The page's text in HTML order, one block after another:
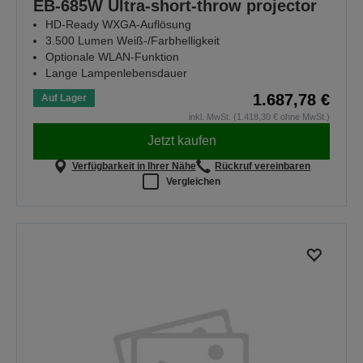
EB-685W Ultra-short-throw projector
HD-Ready WXGA-Auflösung
3.500 Lumen Weiß-/Farbhelligkeit
Optionale WLAN-Funktion
Lange Lampenlebensdauer
Auf Lager 1.687,78 €
inkl. MwSt. (1.418,30 € ohne MwSt.)
Jetzt kaufen
Verfügbarkeit in Ihrer Nähe
Rückruf vereinbaren
Vergleichen